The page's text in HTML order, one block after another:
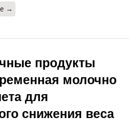
→
продукты
молочно
для
снижения веса